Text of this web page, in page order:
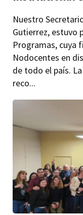
Nuestro
Gutierrez, estuvo
Programas, cuya
Nodocentes en
de todo el país.
reco...